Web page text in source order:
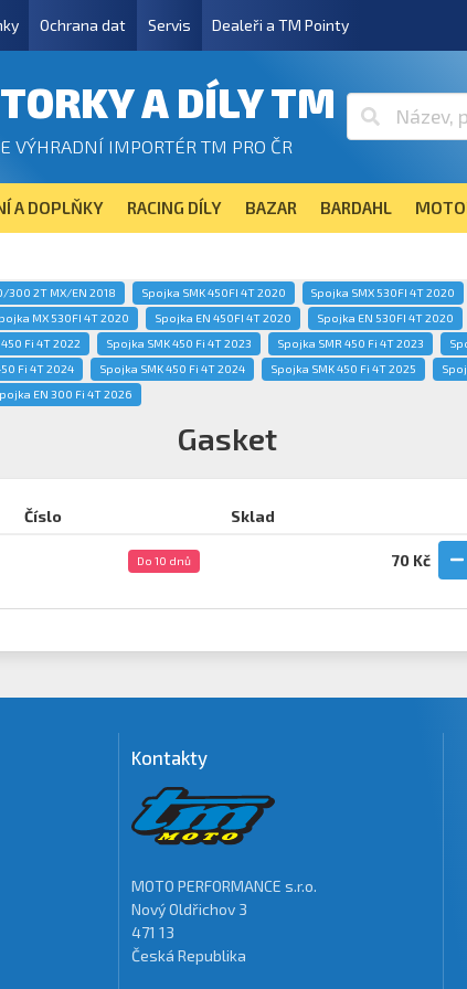
Ochrana dat Servis Dealeři a TM Pointy
A DÍLY TM
VÝHRADNÍ IMPORTÉR TM PRO ČR
A DOPLŇKY RACING DÍLY BAZAR BARDAHL
2T MX/EN 2018 Spojka SMK 450FI 4T 2020 Spojka SMX 530FI 4T 2020
MX 530FI 4T 2020 Spojka EN 450FI 4T 2020 Spojka EN 530FI 4T 2020
Fi 4T 2022 Spojka SMK 450 Fi 4T 2023 Spojka SMR 450 Fi 4T 2023
Fi 4T 2024 Spojka SMK 450 Fi 4T 2024 Spojka SMK 450 Fi 4T 2025
EN 300 Fi 4T 2026
Gasket
Číslo Sklad
Do 10 dnů 70 Kč
Kontakty
MOTO PERFORMANCE s.r.o.
Nový Oldřichov 3
471 13
Česká Republika